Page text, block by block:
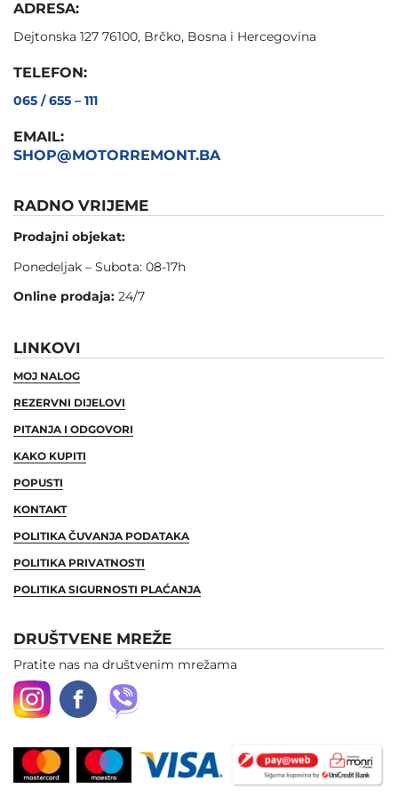
ADRESA:
Dejtonska 127 76100, Brčko, Bosna i Hercegovina
TELEFON:
065 / 655 – 111
EMAIL:
SHOP@MOTORREMONT.BA
RADNO VRIJEME
Prodajni objekat:
Ponedeljak – Subota: 08-17h
Online prodaja: 24/7
LINKOVI
MOJ NALOG
REZERVNI DIJELOVI
PITANJA I ODGOVORI
KAKO KUPITI
POPUSTI
KONTAKT
POLITIKA ČUVANJA PODATAKA
POLITIKA PRIVATNOSTI
POLITIKA SIGURNOSTI PLAĆANJA
DRUŠTVENE MREŽE
Pratite nas na društvenim mrežama